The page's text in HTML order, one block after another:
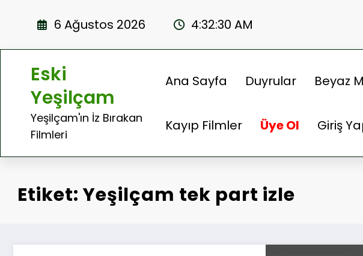
6 Ağustos 2026 4:32:31 AM
Eski
Yeşilçam
Yeşilçam'ın İz Bırakan
Filmleri
Ana Sayfa Duyrular Beyaz
Kayıp Filmler Üye Ol Giriş
Etiket: Yeşilçam tek part izle